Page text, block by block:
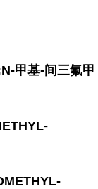
甲基-间三氟甲